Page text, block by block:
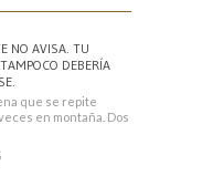
NO AVISA. TU
DEBERÍA
que se repite
en montaña. Dos